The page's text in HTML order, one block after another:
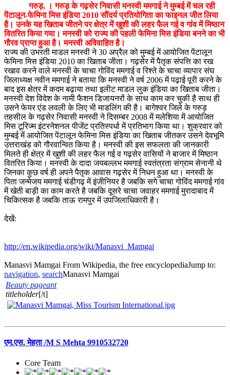
गरुड़, । गरुड़ के गढ़सेर निवासी मनस्वी ममगाई ने मुम्बई में चल रही
पेंटालून-फेमिना मिस इंडिया 2010 सौंदर्य प्रतियोगिता का फाइनल जीत लिया
है। उनके यह खिताब जीतने पर क्षेत्र में खुशी की लहर फैल गई व गांव में मिष्ठान
वितरित किया गया। मनस्वी को राज्य की पहली फेमिना मिस इंडिया बनने का भी
गौरव प्राप्त हुआ है। मनस्वी अविवाहित है।
राज्य की उभरती माडल मनस्वी ने 30 अप्रैल को मुम्बई में आयोजित पेंटालून
फेमिना मिस इंडिया 2010 का खिताब जीता। गढ़सेर में पैतृक संपत्ति का रख
रखाव करने वाले मनस्वी के चाचा गोविंद ममगाई व रिश्ते के चाचा व्यापार संघ
जिलाध्यक्ष नवीन ममगाई ने बताया कि मनस्वी ने वर्ष 2006 में पढ़ाई पूरी करने के
बाद इस क्षेत्र में कदम बढ़ाया तथा इलीट माडल लुक इंडिया का खिताब जीता।
मनस्वी देश विदेश के नामी फैशन डिजायनरों के साथ काम कर चुकी है साथ ही
उसने फेयर एंड लवली के लिए भी माडलिंग की है। बागेश्वर जिले के गरुड़
तहसील के गढ़सेर निवासी मनस्वी ने दिसम्बर 2008 में मलेशिया में आयोजित
मिस टूरिज्म इंटरनेशनल पीजेंट प्रतिस्पर्धा में प्रतिभाग किया था। शुक्रवार को
मुम्बई में आयोजित पेंटालून फेमिना मिस इंडिया का खिताब जीतकर उसने देवभूमि
उत्तराखंड को गौरवान्वित किया है। मनस्वी की इस सफलता की जानकारी
मिलते ही क्षेत्र में खुशी की लहर फैल गई व गढ़सेर वासियों ने बाजार में मिष्ठान
वितरित किया। मनस्वी के दादा जयबल्लभ ममगाई स्वतंत्रता संग्राम सेनानी थे
जिनका कुछ वर्ष ही अपने पैतृक आवास गढ़सेर में निधन हुआ था। मनस्वी के
पिता जन्मेजय ममगाई चंडीगढ़ में इंजीनियर है जबकि सगे चाचा गोविंद ममगाई गांव
में खेती बाड़ी का काम करते है जबकि दूसरे चाचा जवाहर ममगाई मुरादाबाद में
चिकित्सक है जबकि ताऊ रामपुर में उपजिलाधिकारी है।
देखें:
http://en.wikipedia.org/wiki/Manasvi_Mamgai
Manasvi Mamgai From Wikipedia, the free encyclopediaJump to:
navigation, searchManasvi Mamgai
Beauty pageant
titleholder[/t]
एम.एस. मेहता /M S Mehta 9910532720
Core Team